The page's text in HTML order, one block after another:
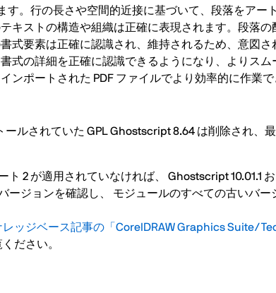
す。行の長さや空間的近接に基づいて、段落をアー
キストの構造や組織は正確に表現されます。段落の
式要素は正確に認識され、維持されるため、意図
式の詳細を正確に認識できるようになり、よりス
ンポートされた PDF ファイルでより効率的に作業で
ルされていた GPL Ghostscript 8.64 は削除され、
ト 2 が適用されていなければ、 Ghostscript 10.01.1
ジョンを確認し、 モジュールのすべての古いバー
レッジベース記事の「CorelDRAW Graphics Suite/
ださい。